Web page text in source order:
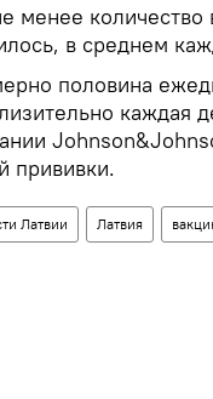
менее
в среднем
половина
каждая
прививки.
Латвии Латвия